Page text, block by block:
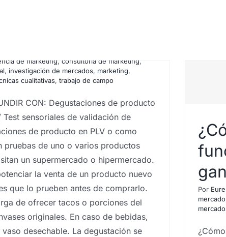
¿Qué son?
de marketing, consultoría de marketing,
, investigación de mercados, marketing,
cualitativas, trabajo de campo
CON: Degustaciones de producto
sensoriales de validación de
de producto en PLV o como
pruebas de uno o varios productos
un supermercado o hipermercado.
la venta de un producto nuevo
que lo prueben antes de comprarlo.
de ofrecer tacos o porciones del
originales. En caso de bebidas,
desechable. La degustación se
va a funcionar
¿O si voy a ganar
dinero?
Por
mercado